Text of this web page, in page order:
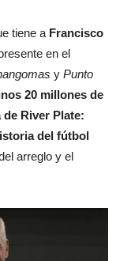
tiene a Francisco
en el
y Punto
20 millones de
River Plate:
del fútbol
arreglo y el